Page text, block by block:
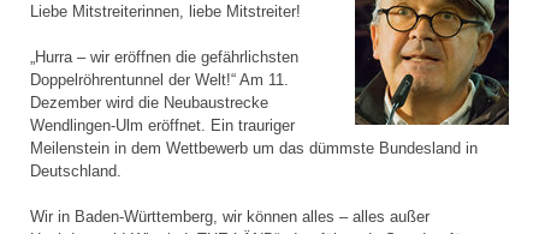
Liebe Mitstreiterinnen, liebe Mitstreiter!
„Hurra – wir eröffnen die gefährlichsten
Doppelröhrentunnel der Welt!“ Am 11.
Dezember wird die Neubaustrecke
Wendlingen-Ulm eröffnet. Ein trauriger
Meilenstein in dem Wettbewerb um das dümmste Bundesland in
Deutschland.
Wir in Baden-Württemberg, wir können alles – alles außer